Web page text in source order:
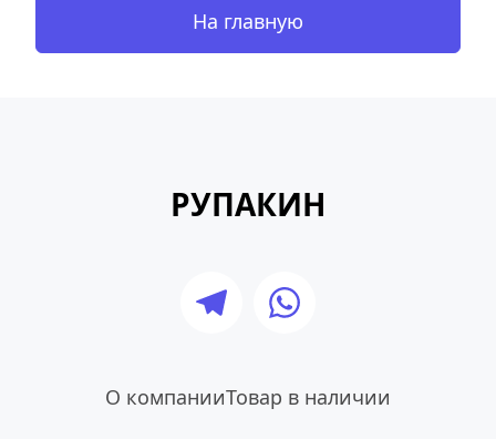
На главную
РУПАКИН
О компанииТовар в наличии